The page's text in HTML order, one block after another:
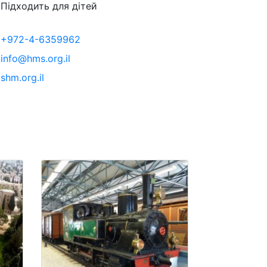
для дітей
+972-4-6359962
info@hms.org.il
shm.org.il